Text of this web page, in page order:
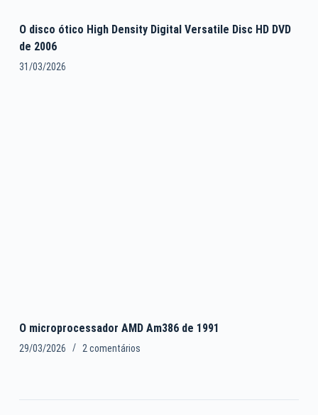
O disco ótico High Density Digital Versatile Disc HD DVD
de 2006
31/03/2026
O microprocessador AMD Am386 de 1991
29/03/2026 2 comentários